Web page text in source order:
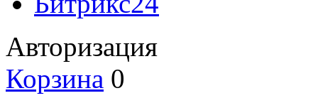
Авторизация
Корзина 0